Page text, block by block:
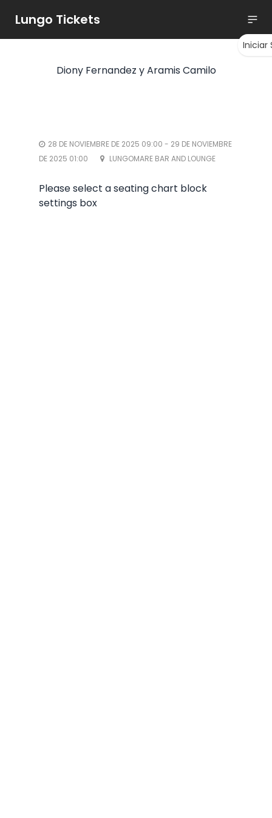
Lungo Tickets
Iniciar
Diony Fernandez y Aramis Camilo
28 DE NOVIEMBRE DE 2025 09:00 - 29 DE NOVIEMBRE
DE 2025 01:00
LUNGOMARE BAR AND LOUNGE
Please select a seating chart block
settings box